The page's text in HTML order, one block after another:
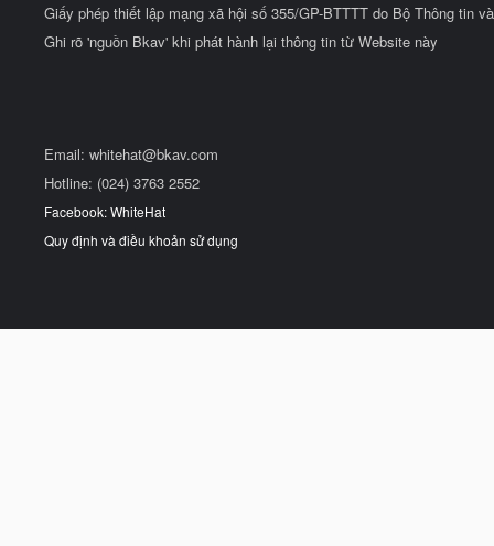
Giấy phép thiết lập mạng xã hội số 355/GP-BTTTT do Bộ Thông tin
Ghi rõ 'nguồn Bkav' khi phát hành lại thông tin từ Website này
Email: whitehat@bkav.com
Hotline: (024) 3763 2552
Facebook: WhiteHat
Quy định và điều khoản sử dụng